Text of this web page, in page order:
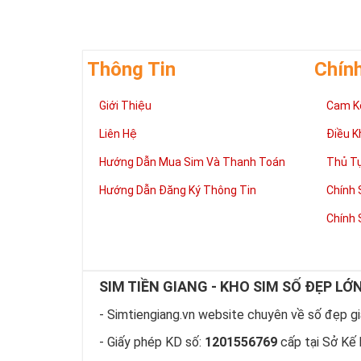
21 đầu số
Tất cả các
từ 11 số về
Sim
Sim
Thuộc top 3
sóng toàn
Thông Tin
Giới Thiệu
Liên Hệ
Hướng Dẫn Mua Sim Và Thanh Toán
Hướng Dẫn Đăng Ký Thông Tin
Cam
Điều
Thủ
Chính
Chính
SIM TIỀN GIANG - KHO SIM SỐ ĐẸP
- Simtiengiang.vn website chuyên về số đẹp
- Giấy phép KD số: 1201556769 cấp tại Sở Kế